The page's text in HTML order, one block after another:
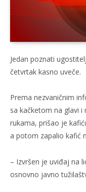
Jedan poznati
četvrtak kasno uveče.
Prema nezvaničnim
sa kačketom na glavi
rukama, prišao je
a potom zapalio kafić
– Izvršen je uviđaj na
osnovno javno